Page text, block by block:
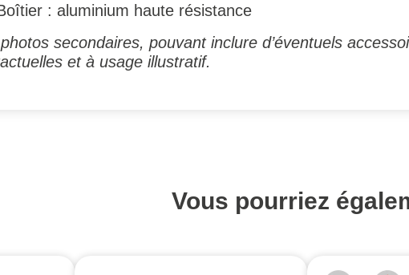
: aluminium haute résistance
secondaires, pouvant inclure d’éventuels
et à usage illustratif.
Vous pourriez